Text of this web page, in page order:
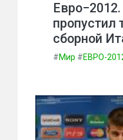
пропустил
сборной
#Мир #ЕВРО-